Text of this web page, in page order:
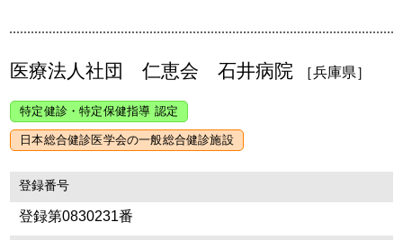
医療法人社団 仁恵会 石井病院 ［兵庫県］
特定健診・特定保健指導 認定
日本総合健診医学会の一般総合健診施設
登録番号
登録第0830231番